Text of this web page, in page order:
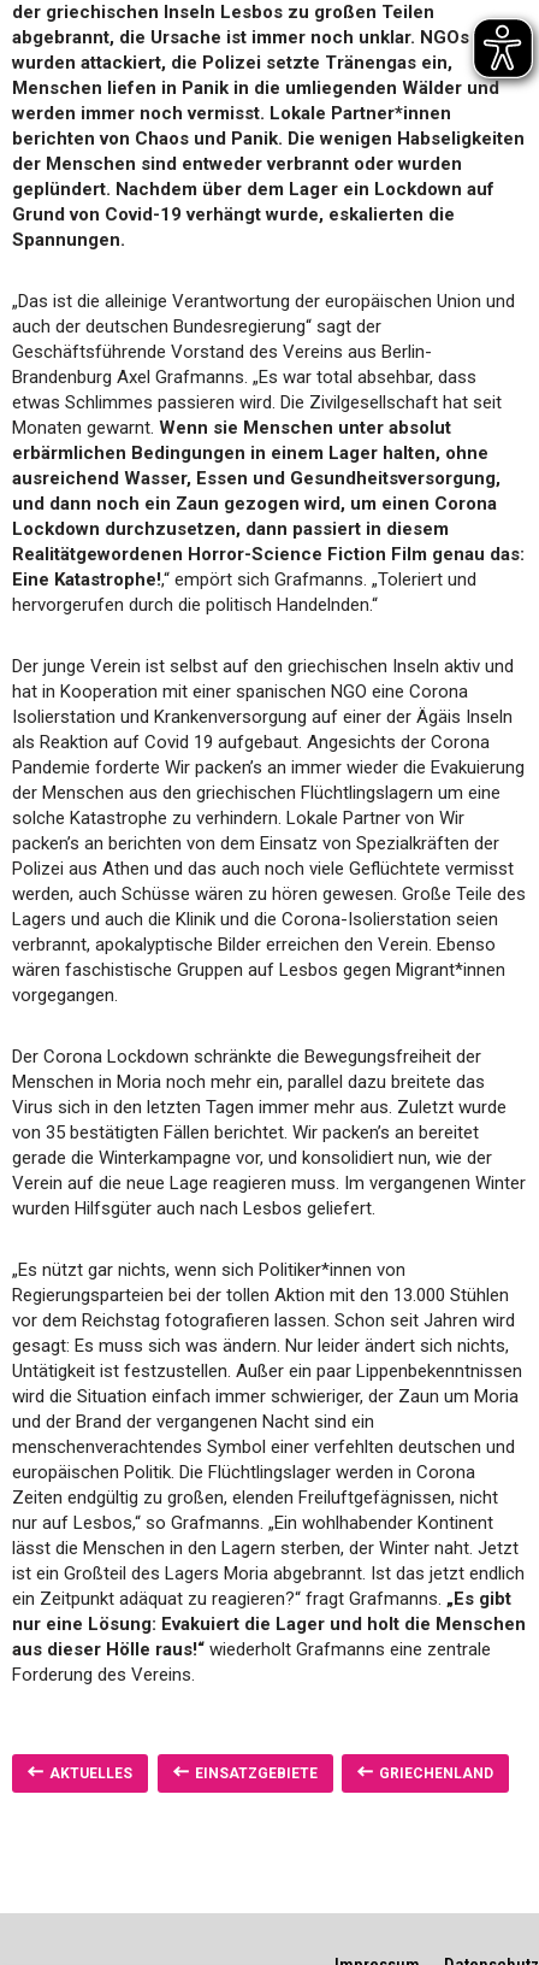
der griechischen Inseln Lesbos zu großen Teilen
abgebrannt, die Ursache ist immer noch unklar. NGOs
wurden attackiert, die Polizei setzte Tränengas ein,
Menschen liefen in Panik in die umliegenden Wälder und
werden immer noch vermisst. Lokale Partner*innen
berichten von Chaos und Panik. Die wenigen Habseligkeiten
der Menschen sind entweder verbrannt oder wurden
geplündert. Nachdem über dem Lager ein Lockdown auf
Grund von Covid-19 verhängt wurde, eskalierten die
Spannungen.
„Das ist die alleinige Verantwortung der europäischen Union und
auch der deutschen Bundesregierung“ sagt der
Geschäftsführende Vorstand des Vereins aus Berlin-
Brandenburg Axel Grafmanns. „Es war total absehbar, dass
etwas Schlimmes passieren wird. Die Zivilgesellschaft hat seit
Monaten gewarnt. Wenn sie Menschen unter absolut
erbärmlichen Bedingungen in einem Lager halten, ohne
ausreichend Wasser, Essen und Gesundheitsversorgung,
und dann noch ein Zaun gezogen wird, um einen Corona
Lockdown durchzusetzen, dann passiert in diesem
Realitätgewordenen Horror-Science Fiction Film genau das:
Eine Katastrophe!,“ empört sich Grafmanns. „Toleriert und
hervorgerufen durch die politisch Handelnden.“
Der junge Verein ist selbst auf den griechischen Inseln aktiv und
hat in Kooperation mit einer spanischen NGO eine Corona
Isolierstation und Krankenversorgung auf einer der Ägäis Inseln
als Reaktion auf Covid 19 aufgebaut. Angesichts der Corona
Pandemie forderte Wir packen’s an immer wieder die Evakuierung
der Menschen aus den griechischen Flüchtlingslagern um eine
solche Katastrophe zu verhindern. Lokale Partner von Wir
packen’s an berichten von dem Einsatz von Spezialkräften der
Polizei aus Athen und das auch noch viele Geflüchtete vermisst
werden, auch Schüsse wären zu hören gewesen. Große Teile des
Lagers und auch die Klinik und die Corona-Isolierstation seien
verbrannt, apokalyptische Bilder erreichen den Verein. Ebenso
wären faschistische Gruppen auf Lesbos gegen Migrant*innen
vorgegangen.
Der Corona Lockdown schränkte die Bewegungsfreiheit der
Menschen in Moria noch mehr ein, parallel dazu breitete das
Virus sich in den letzten Tagen immer mehr aus. Zuletzt wurde
von 35 bestätigten Fällen berichtet. Wir packen’s an bereitet
gerade die Winterkampagne vor, und konsolidiert nun, wie der
Verein auf die neue Lage reagieren muss. Im vergangenen Winter
wurden Hilfsgüter auch nach Lesbos geliefert.
„Es nützt gar nichts, wenn sich Politiker*innen von
Regierungsparteien bei der tollen Aktion mit den 13.000 Stühlen
vor dem Reichstag fotografieren lassen. Schon seit Jahren wird
gesagt: Es muss sich was ändern. Nur leider ändert sich nichts,
Untätigkeit ist festzustellen. Außer ein paar Lippenbekenntnissen
wird die Situation einfach immer schwieriger, der Zaun um Moria
und der Brand der vergangenen Nacht sind ein
menschenverachtendes Symbol einer verfehlten deutschen und
europäischen Politik. Die Flüchtlingslager werden in Corona
Zeiten endgültig zu großen, elenden Freiluftgefägnissen, nicht
nur auf Lesbos,“ so Grafmanns. „Ein wohlhabender Kontinent
lässt die Menschen in den Lagern sterben, der Winter naht. Jetzt
ist ein Großteil des Lagers Moria abgebrannt. Ist das jetzt endlich
ein Zeitpunkt adäquat zu reagieren?“ fragt Grafmanns. „Es gibt
nur eine Lösung: Evakuiert die Lager und holt die Menschen
aus dieser Hölle raus!“ wiederholt Grafmanns eine zentrale
Forderung des Vereins.
AKTUELLES EINSATZGEBIETE GRIECHENLAND